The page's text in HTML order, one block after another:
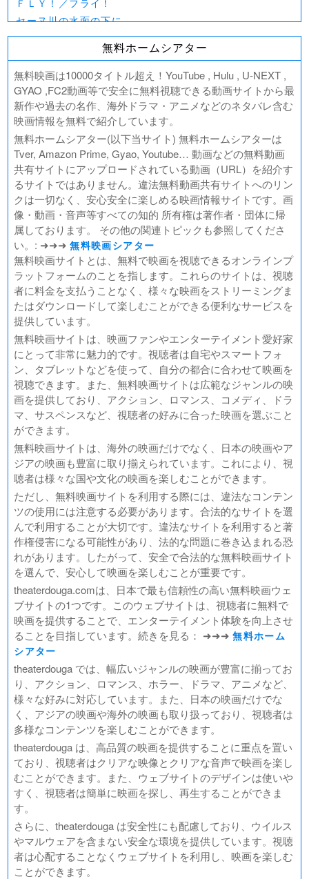
セーヌ川の水面の下に
北極百貨店のコンシェルジュさん
好きでも嫌いなあまのじゃく
デジモンアドベンチャー02 THE BEGINNING
範馬刃牙VSケンガンアシュラ
一月の声に歓びを刻め
PLAY! ～勝つとか負けるとかは、どーでもよくて～
ULTRAMAN： RISING
BLAME!（ブラム）
ゴールデンカムイ
FUKUYAMA MASAHARU LIVE FILM 言霊の幸わう夏
@NIPPON BUDOKAN 2023
春の画 SHUNGA
熱のあとに
Civil War（原題）
翔んで埼玉 ～琵琶湖より愛をこめて～
無料ホームシアター
無料映画は10000タイトル超え！YouTube , Hulu , U-NEXT ,
GYAO ,FC2動画等で安全に無料視聴できる動画サイトから最
新作や過去の名作、海外ドラマ・アニメなどのネタバレ含む
映画情報を無料で紹介しています。
無料ホームシアター(以下当サイト) 無料ホームシアターは
Tver, Amazon Prime, Gyao, Youtube… 動画などの無料動画
共有サイトにアップロードされている動画（URL）を紹介す
るサイトではありません。違法無料動画共有サイトへのリン
クは一切なく、安心安全に楽しめる映画情報サイトです。画
像・動画・音声等すべての知的 所有権は著作者・団体に帰
属しております。 その他の関連トピックも参照してくださ
い。: ➜➜➜無料映画シアター
無料映画サイトとは、無料で映画を視聴できるオンラインプ
ラットフォームのことを指します。これらのサイトは、視聴
者に料金を支払うことなく、様々な映画をストリーミングま
たはダウンロードして楽しむことができる便利なサービスを
提供しています。
無料映画サイトは、映画ファンやエンターテイメント愛好家
にとって非常に魅力的です。視聴者は自宅やスマートフォ
ン、タブレットなどを使って、自分の都合に合わせて映画を
視聴できます。また、無料映画サイトは広範なジャンルの映
画を提供しており、アクション、ロマンス、コメディ、ドラ
マ、サスペンスなど、視聴者の好みに合った映画を選ぶこと
ができます。
無料映画サイトは、海外の映画だけでなく、日本の映画やア
ジアの映画も豊富に取り揃えられています。これにより、視
聴者は様々な国や文化の映画を楽しむことができます。
ただし、無料映画サイトを利用する際には、違法なコンテン
ツの使用には注意する必要があります。合法的なサイトを選
んで利用することが大切です。違法なサイトを利用すると著
作権侵害になる可能性があり、法的な問題に巻き込まれる恐
れがあります。したがって、安全で合法的な無料映画サイト
を選んで、安心して映画を楽しむことが重要です。
theaterdouga.comは、日本で最も信頼性の高い無料映画ウェ
ブサイトの1つです。このウェブサイトは、視聴者に無料で
映画を提供することで、エンターテイメント体験を向上させ
ることを目指しています。続きを見る： ➜➜➜無料ホーム
シアター
theaterdouga では、幅広いジャンルの映画が豊富に揃ってお
り、アクション、ロマンス、ホラー、ドラマ、アニメなど、
様々な好みに対応しています。また、日本の映画だけでな
く、アジアの映画や海外の映画も取り扱っており、視聴者は
多様なコンテンツを楽しむことができます。
theaterdouga は、高品質の映画を提供することに重点を置い
ており、視聴者はクリアな映像とクリアな音声で映画を楽し
むことができます。また、ウェブサイトのデザインは使いや
すく、視聴者は簡単に映画を探し、再生することができま
す。
さらに、theaterdouga は安全性にも配慮しており、ウイルス
やマルウェアを含まない安全な環境を提供しています。視聴
者は心配することなくウェブサイトを利用し、映画を楽しむ
ことができます。